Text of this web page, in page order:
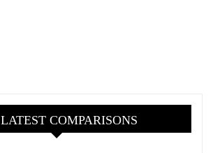
LATEST COMPARISONS